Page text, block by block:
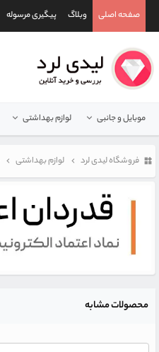
صفحه اصلی وبلاگ پیگیری مرسوله
موبایل و جانبی لوازم بهداشتی
فروشگاه لیدی لرد لوازم بهداشتی
محصولات مشابه